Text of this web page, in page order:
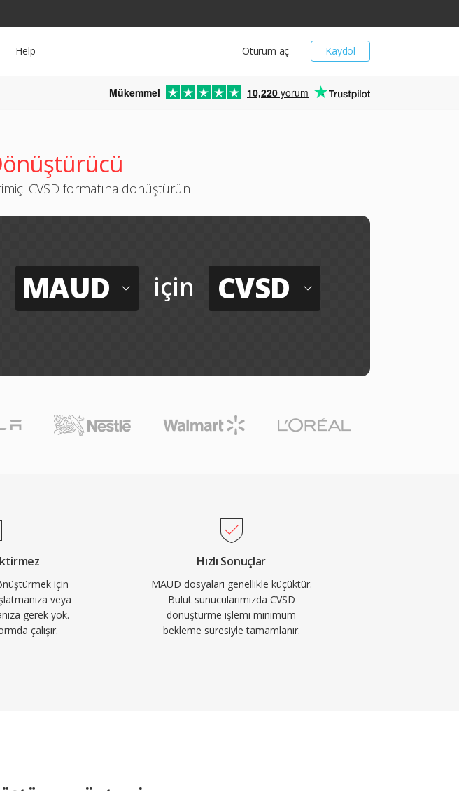
Kaydol
Oturum aç
Help
Mükemmel 10,220 yorum
CVSD formatına dönüştürün
MAUD için CVSD
için
veya
gerek yok.
çalışır.
Hızlı Sonuçlar
MAUD dosyaları genellikle küçüktür.
Bulut sunucularımızda CVSD
dönüştürme işlemi minimum
bekleme süresiyle tamamlanır.